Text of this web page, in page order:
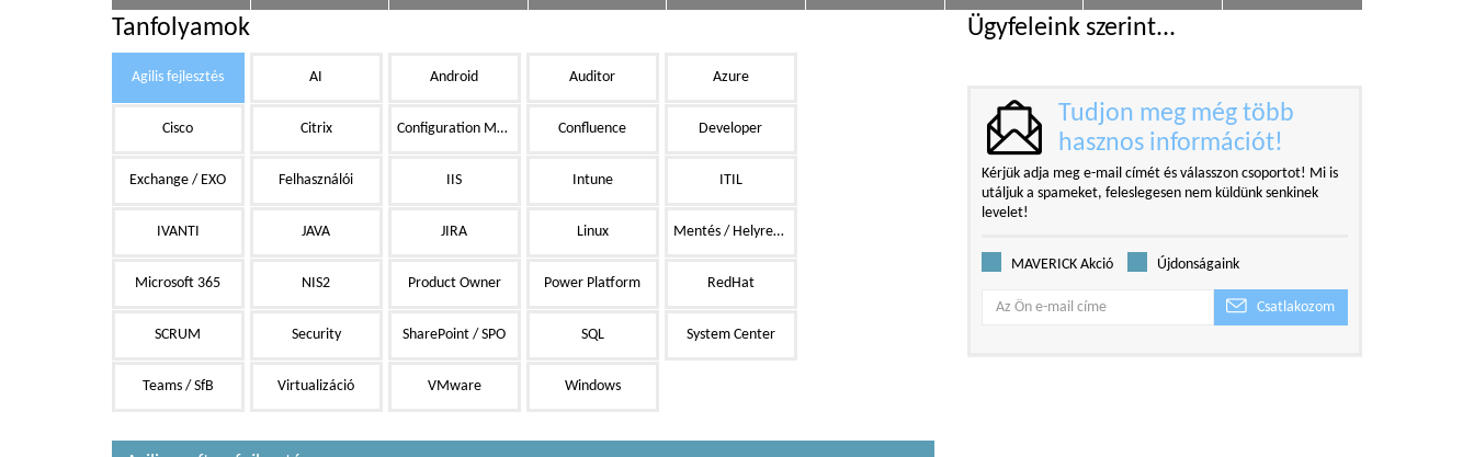
Tanfolyamok
Agilis fejlesztés AI Android Auditor Azure
Cisco Citrix Configuration Manager Confluence Developer
Exchange / EXO Felhasználói IIS Intune ITIL
IVANTI JAVA JIRA Linux Mentés / Helyreállítás
Microsoft 365 NIS2 Product Owner Power Platform RedHat
SCRUM Security SharePoint / SPO SQL System Center
Teams / SfB Virtualizáció VMware Windows
Ügyfeleink szerint...
Tudjon meg még több
hasznos információt!
Kérjük adja meg e-mail címét és válasszon csoportot! Mi is
utáljuk a spameket, feleslegesen nem küldünk senkinek
levelet!
MAVERICK Akció Újdonságaink
Csatlakozom